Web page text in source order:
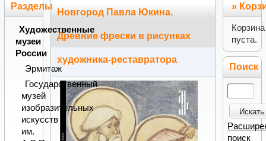
Новгород Павла Юкина.
Древние фрески в рисунках
художника-реставратора
Разделы
Художественные
музеи
России
Эрмитаж
Государственный
музей
изобразительных
искусств
им.
»
Корзина
пуста.
Поиск
Искать
поиск